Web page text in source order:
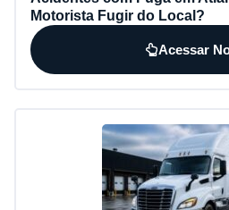
Motorista Fugir do Local?
Acessar